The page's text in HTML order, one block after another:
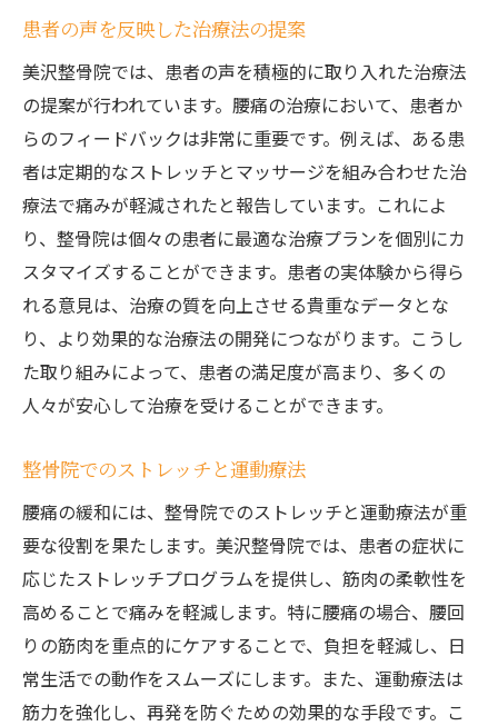
患者の声を反映した治療法の提案
美沢整骨院では、患者の声を積極的に取り入れた治療法
の提案が行われています。腰痛の治療において、患者か
らのフィードバックは非常に重要です。例えば、ある患
者は定期的なストレッチとマッサージを組み合わせた治
療法で痛みが軽減されたと報告しています。これによ
り、整骨院は個々の患者に最適な治療プランを個別にカ
スタマイズすることができます。患者の実体験から得ら
れる意見は、治療の質を向上させる貴重なデータとな
り、より効果的な治療法の開発につながります。こうし
た取り組みによって、患者の満足度が高まり、多くの
人々が安心して治療を受けることができます。
整骨院でのストレッチと運動療法
腰痛の緩和には、整骨院でのストレッチと運動療法が重
要な役割を果たします。美沢整骨院では、患者の症状に
応じたストレッチプログラムを提供し、筋肉の柔軟性を
高めることで痛みを軽減します。特に腰痛の場合、腰回
りの筋肉を重点的にケアすることで、負担を軽減し、日
常生活での動作をスムーズにします。また、運動療法は
筋力を強化し、再発を防ぐための効果的な手段です。こ